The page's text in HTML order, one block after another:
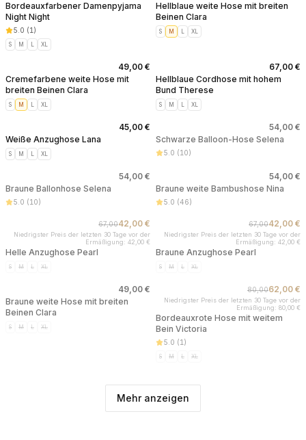
Bordeauxfarbener Damenpyjama
Night Night
5.0 (1 )
S M L XL
Hellblaue weite Hose mit breiten
Beinen Clara
S M L XL
49,00 €
Cremefarbene weite Hose mit
breiten Beinen Clara
S M L XL
67,00 €
Hellblaue Cordhose mit hohem
Bund Therese
S M L XL
45,00 €
Weiße Anzughose Lana
S M L XL
54,00 €
Schwarze Balloon-Hose Selena
5.0 (10)
54,00 €
Braune Ballonhose Selena
5.0 (10)
54,00 €
Braune weite Bambushose Nina
5.0 (46)
67,0042,00 €
Niedrigster Preis der letzten 30 Tage vor der
Ermäßigung: 42,00 €
Helle Anzughose Pearl
S M L XL
67,0042,00 €
Niedrigster Preis der letzten 30 Tage vor der
Ermäßigung: 42,00 €
Braune Anzughose Pearl
S M L XL
49,00 €
Braune weite Hose mit breiten
Beinen Clara
S M L XL
80,0062,00 €
Niedrigster Preis der letzten 30 Tage vor der
Ermäßigung: 80,00 €
Bordeauxrote Hose mit weitem
Bein Victoria
5.0 (1 )
S M L XL
Mehr anzeigen